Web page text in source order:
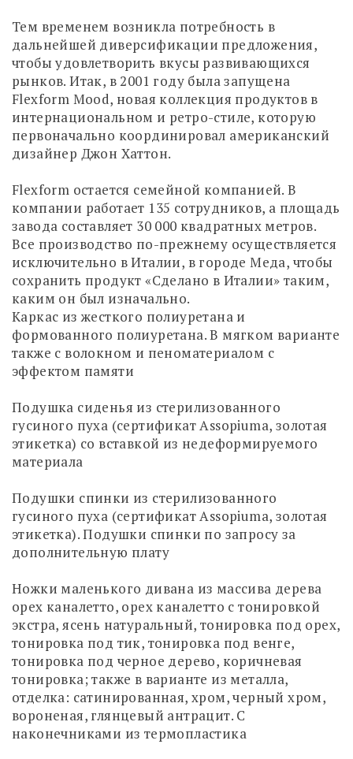
Тем временем возникла потребность в
дальнейшей диверсификации предложения,
чтобы удовлетворить вкусы развивающихся
рынков. Итак, в 2001 году была запущена
Flexform Mood, новая коллекция продуктов в
интернациональном и ретро-стиле, которую
первоначально координировал американский
дизайнер Джон Хаттон.
Flexform остается семейной компанией. В
компании работает 135 сотрудников, а площадь
завода составляет 30 000 квадратных метров.
Все производство по-прежнему осуществляется
исключительно в Италии, в городе Меда, чтобы
сохранить продукт «Сделано в Италии» таким,
каким он был изначально.
Каркас из жесткого полиуретана и
формованного полиуретана. В мягком варианте
также с волокном и пеноматериалом с
эффектом памяти
Подушка сиденья из стерилизованного
гусиного пуха (сертификат Assopiuma, золотая
этикетка) со вставкой из недеформируемого
материала
Подушки спинки из стерилизованного
гусиного пуха (сертификат Assopiuma, золотая
этикетка). Подушки спинки по запросу за
дополнительную плату
Ножки маленького дивана из массива дерева
орех каналетто, орех каналетто с тонировкой
экстра, ясень натуральный, тонировка под орех,
тонировка под тик, тонировка под венге,
тонировка под черное дерево, коричневая
тонировка; также в варианте из металла,
отделка: сатинированная, хром, черный хром,
вороненая, глянцевый антрацит. С
наконечниками из термопластика